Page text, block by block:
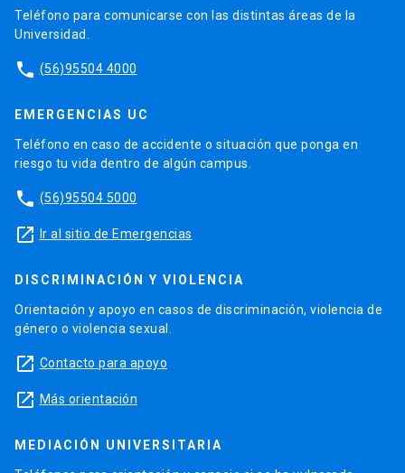
Teléfono para comunicarse con las distintas áreas de la
Universidad.
phone (56)95504 4000
EMERGENCIAS UC
Teléfono en caso de accidente o situación que ponga en
riesgo tu vida dentro de algún campus.
phone (56)95504 5000
launch Ir al sitio de Emergencias
DISCRIMINACIÓN Y VIOLENCIA
Orientación y apoyo en casos de discriminación, violencia de
género o violencia sexual.
launch Contacto para apoyo
launch Más orientación
MEDIACIÓN UNIVERSITARIA